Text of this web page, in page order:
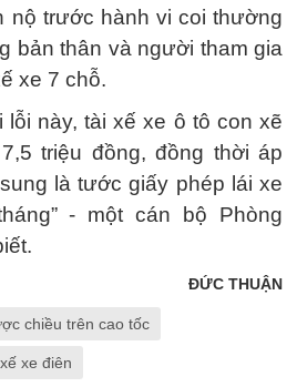
nộ trước hành vi coi thường
bản thân và người tham gia
xe 7 chỗ.
lỗi này, tài xế xe ô tô con xẽ
triệu đồng, đồng thời áp
là tước giấy phép lái xe
- một cán bộ Phòng
ĐỨC THUẬN
chiều trên cao tốc
xe điên